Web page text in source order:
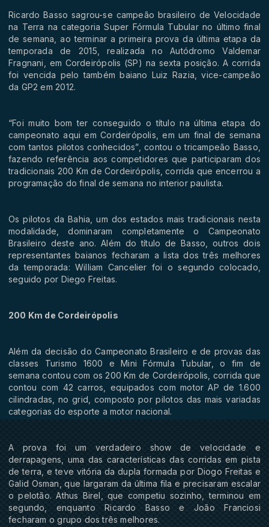
Ricardo Basso sagrou-se campeão brasileiro de Velocidade
na Terra na categoria Super Fórmula Tubular no último final
de semana, ao terminar a primeira prova da última etapa da
temporada de 2015, realizada no Autódromo Valdemar
Fragnani, em Cordeirópolis (SP) na sexta posição. A corrida
foi vencida pelo também baiano Luiz Razia, vice-campeão
da GP2 em 2012.
“Foi muito bom ter conseguido o título na última etapa do
campeonato aqui em Cordeirópolis, em um final de semana
com tantos pilotos conhecidos”, contou o tricampeão Basso,
fazendo referência aos competidores que participaram dos
tradicionais 200 Km de Cordeirópolis, corrida que encerrou a
programação do final de semana no interior paulista.
Os pilotos da Bahia, um dos estados mais tradicionais nesta
modalidade, dominaram completamente o Campeonato
Brasileiro deste ano. Além do título de Basso, outros dois
representantes baianos fecharam a lista dos três melhores
da temporada: William Cancelier foi o segundo colocado,
seguido por Diego Freitas.
200 Km de Cordeirópolis
Além da decisão do Campeonato Brasileiro e de provas das
classes Turismo 1600 e Mini Fórmula Tubular, o fim de
semana contou com os 200 Km de Cordeirópolis, corrida que
contou com 42 carros, equipados com motor AP de 1.600
cilindradas, no grid, composto por pilotos das mais variadas
categorias do esporte a motor nacional.
A prova foi um verdadeiro show de velocidade e
derrapagens, uma das características das corridas em pista
de terra, e teve vitória da dupla formada por Diogo Freitas e
Galid Osman, que largaram da última fila e precisaram escalar
o pelotão. Athus Birel, que competiu sozinho, terminou em
segundo, enquanto Ricardo Basso e João Franciosi
fecharam o grupo dos três melhores.